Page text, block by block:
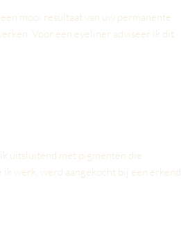
mooi resultaat van uw permanente
Voor een eyeliner adviseer ik dit
uitsluitend met pigmenten die
werk, werd aangekocht bij een erkend